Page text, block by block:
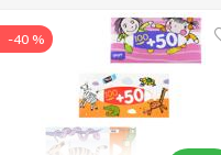
-40 %